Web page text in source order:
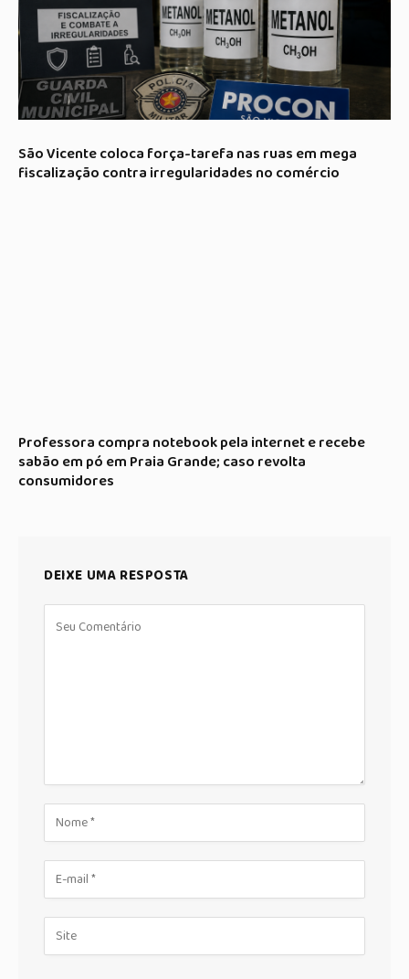
São Vicente coloca força-tarefa nas ruas em mega
fiscalização contra irregularidades no comércio
Professora compra notebook pela internet e recebe
sabão em pó em Praia Grande; caso revolta
consumidores
DEIXE UMA RESPOSTA